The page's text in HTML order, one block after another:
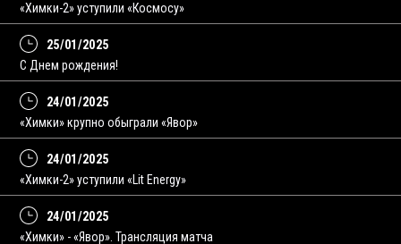
«Химки-2» уступили «Космосу»
25/01/2025
С Днем рождения!
24/01/2025
«Химки» крупно обыграли «Явор»
24/01/2025
«Химки-2» уступили «Lit Energy»
24/01/2025
«Химки» - «Явор». Трансляция матча